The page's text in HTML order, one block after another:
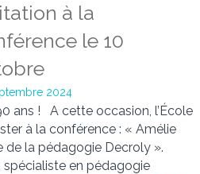
à la
le 10
2024
ans ! A cette occasion, l’École
à la conférence : « Amélie
de la pédagogie Decroly ».
spécialiste en pédagogie